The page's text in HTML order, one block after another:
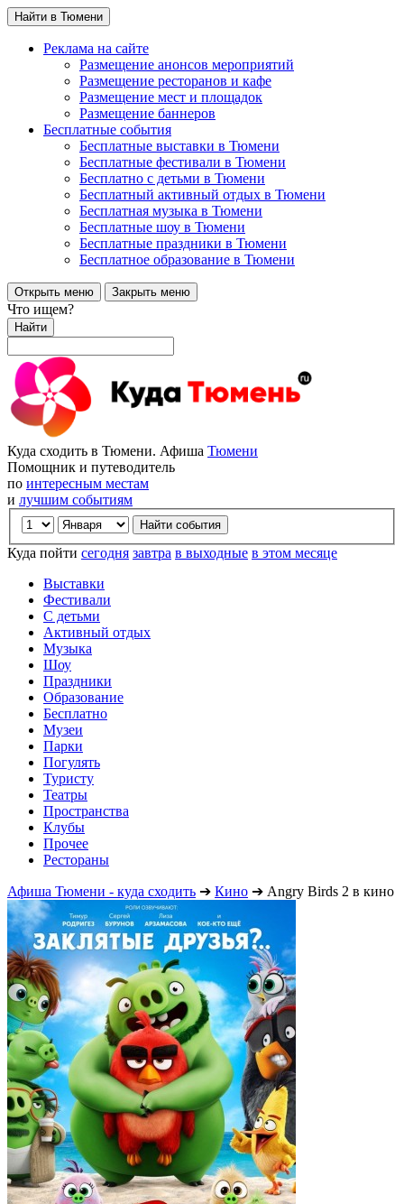
Найти в Тюмени
Реклама на сайте
Размещение анонсов мероприятий
Размещение ресторанов и кафе
Размещение мест и площадок
Размещение баннеров
Бесплатные события
Бесплатные выставки в Тюмени
Бесплатные фестивали в Тюмени
Бесплатно с детьми в Тюмени
Бесплатный активный отдых в Тюмени
Бесплатная музыка в Тюмени
Бесплатные шоу в Тюмени
Бесплатные праздники в Тюмени
Бесплатное образование в Тюмени
Открыть меню Закрыть меню
Что ищем?
Найти
Куда сходить в Тюмени. Афиша Тюмени
Помощник и путеводитель
по интересным местам
и лучшим событиям
Куда пойти сегодня завтра в выходные в этом месяце
Выставки
Фестивали
С детьми
Активный отдых
Музыка
Шоу
Праздники
Образование
Бесплатно
Музеи
Парки
Погулять
Туристу
Театры
Пространства
Клубы
Прочее
Рестораны
Афиша Тюмени - куда сходить ➔ Кино ➔ Angry Birds 2 в кино